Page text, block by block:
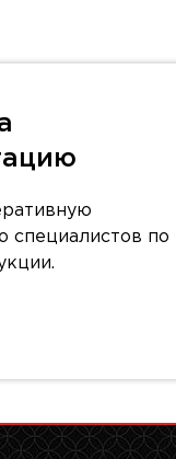
специалистов по